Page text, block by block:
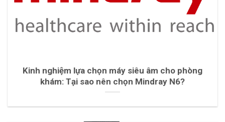
Kinh nghiệm lựa chọn máy siêu âm cho phòng
khám: Tại sao nên chọn Mindray N6?